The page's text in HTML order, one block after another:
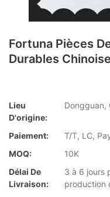
Fortuna Pièces
Durables
Lieu
D'origine:
Dongguan,
Paiement:
T/T, LC,
MOQ:
10K
Délai De
Livraison:
3 à 6 jours
production